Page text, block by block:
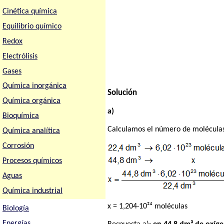
Cinética química
Equilibrio químico
Redox
Electrólisis
Gases
Química inorgánica
Química orgánica
Bioquímica
Química analítica
Corrosión
Procesos químicos
Aguas
Química industrial
Biología
Solución
a)
Calculamos el número de
x = 1,204·10²⁴ moléculas